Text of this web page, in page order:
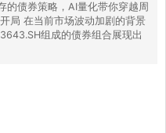
的债券策略，AI量化带你穿越周
局 在当前市场波动加剧的背景
组成的债券组合展现出